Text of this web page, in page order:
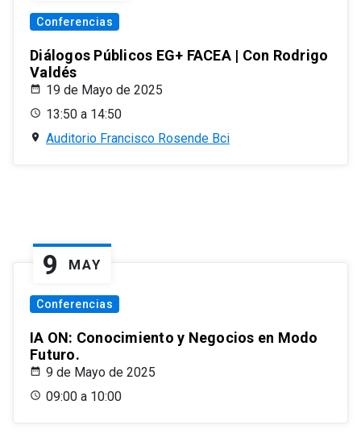
Conferencias
Diálogos Públicos EG+ FACEA | Con Rodrigo
Valdés
19 de Mayo de 2025
13:50 a 14:50
Auditorio Francisco Rosende Bci
9 MAY
Conferencias
IA ON: Conocimiento y Negocios en Modo
Futuro.
9 de Mayo de 2025
09:00 a 10:00